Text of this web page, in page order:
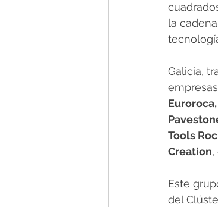
la
Galicia,
Tools
Creation,
Este
del